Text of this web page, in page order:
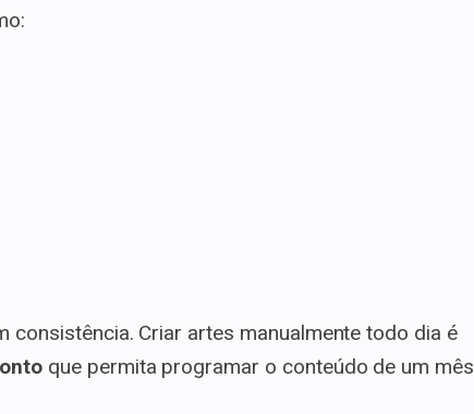
Criar artes manualmente todo dia é
que permita programar o conteúdo de um mês